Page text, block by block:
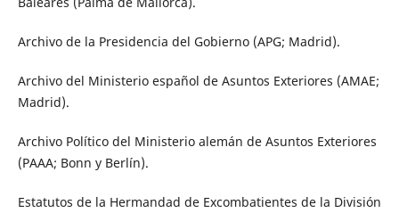
Archivo de la Presidencia del Gobierno (APG; Madrid).
Archivo del Ministerio español de Asuntos Exteriores (AMAE;
Madrid).
Archivo Político del Ministerio alemán de Asuntos Exteriores
(PAAA; Bonn y Berlín).
Estatutos de la Hermandad de Excombatientes de la División